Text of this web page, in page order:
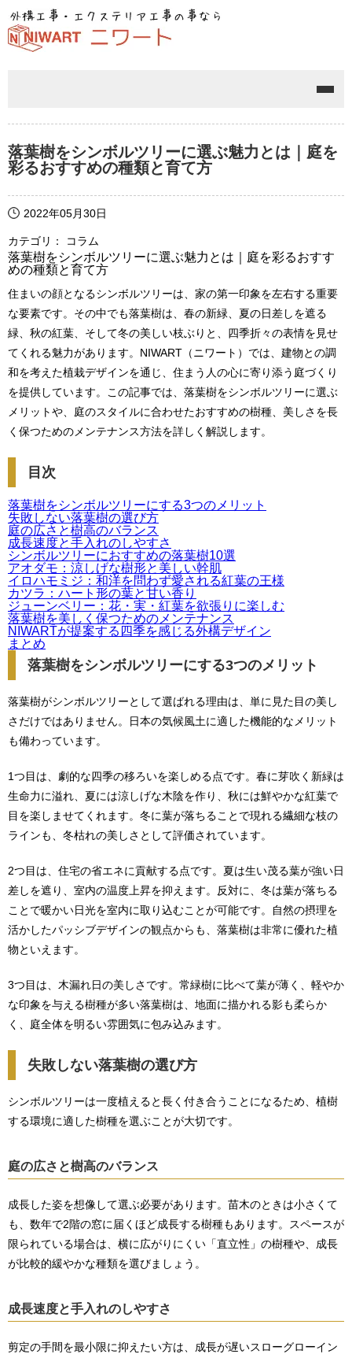
メニ
落葉樹をシンボルツリーに選ぶ魅力とは｜庭を
彩るおすすめの種類と育て方
2022年05月30日
カテゴリ： コラム
落葉樹をシンボルツリーに選ぶ魅力とは｜庭を彩るおすす
めの種類と育て方
住まいの顔となるシンボルツリーは、家の第一印象を左右する重要
な要素です。その中でも落葉樹は、春の新緑、夏の日差しを遮る
緑、秋の紅葉、そして冬の美しい枝ぶりと、四季折々の表情を見せ
てくれる魅力があります。NIWART（ニワート）では、建物との調
和を考えた植栽デザインを通じ、住まう人の心に寄り添う庭づくり
を提供しています。この記事では、落葉樹をシンボルツリーに選ぶ
メリットや、庭のスタイルに合わせたおすすめの樹種、美しさを長
く保つためのメンテナンス方法を詳しく解説します。
目次
落葉樹をシンボルツリーにする3つのメリット
失敗しない落葉樹の選び方
庭の広さと樹高のバランス
成長速度と手入れのしやすさ
シンボルツリーにおすすめの落葉樹10選
アオダモ：涼しげな樹形と美しい幹肌
イロハモミジ：和洋を問わず愛される紅葉の王様
カツラ：ハート形の葉と甘い香り
ジューンベリー：花・実・紅葉を欲張りに楽しむ
落葉樹を美しく保つためのメンテナンス
NIWARTが提案する四季を感じる外構デザイン
まとめ
落葉樹をシンボルツリーにする3つのメリット
落葉樹がシンボルツリーとして選ばれる理由は、単に見た目の美し
さだけではありません。日本の気候風土に適した機能的なメリット
も備わっています。
1つ目は、劇的な四季の移ろいを楽しめる点です。春に芽吹く新緑は
生命力に溢れ、夏には涼しげな木陰を作り、秋には鮮やかな紅葉で
目を楽しませてくれます。冬に葉が落ちることで現れる繊細な枝の
ラインも、冬枯れの美しさとして評価されています。
2つ目は、住宅の省エネに貢献する点です。夏は生い茂る葉が強い日
差しを遮り、室内の温度上昇を抑えます。反対に、冬は葉が落ちる
ことで暖かい日光を室内に取り込むことが可能です。自然の摂理を
活かしたパッシブデザインの観点からも、落葉樹は非常に優れた植
物といえます。
3つ目は、木漏れ日の美しさです。常緑樹に比べて葉が薄く、軽やか
な印象を与える樹種が多い落葉樹は、地面に描かれる影も柔らか
く、庭全体を明るい雰囲気に包み込みます。
失敗しない落葉樹の選び方
シンボルツリーは一度植えると長く付き合うことになるため、植樹
する環境に適した樹種を選ぶことが大切です。
庭の広さと樹高のバランス
成長した姿を想像して選ぶ必要があります。苗木のときは小さくて
も、数年で2階の窓に届くほど成長する樹種もあります。スペースが
限られている場合は、横に広がりにくい「直立性」の樹種や、成長
が比較的緩やかな種類を選びましょう。
成長速度と手入れのしやすさ
剪定の手間を最小限に抑えたい方は、成長が遅いスローグローイン